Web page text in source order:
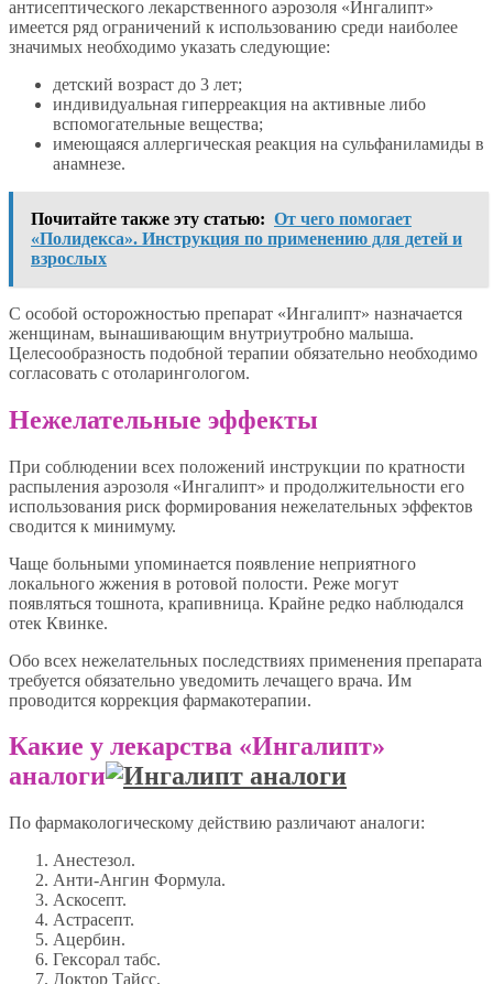
антисептического лекарственного аэрозоля «Ингалипт»
имеется ряд ограничений к использованию среди наиболее
значимых необходимо указать следующие:
детский возраст до 3 лет;
индивидуальная гиперреакция на активные либо
вспомогательные вещества;
имеющаяся аллергическая реакция на сульфаниламиды в
анамнезе.
Почитайте также эту статью: От чего помогает
«Полидекса». Инструкция по применению для детей и
взрослых
С особой осторожностью препарат «Ингалипт» назначается
женщинам, вынашивающим внутриутробно малыша.
Целесообразность подобной терапии обязательно необходимо
согласовать с отоларингологом.
Нежелательные эффекты
При соблюдении всех положений инструкции по кратности
распыления аэрозоля «Ингалипт» и продолжительности его
использования риск формирования нежелательных эффектов
сводится к минимуму.
Чаще больными упоминается появление неприятного
локального жжения в ротовой полости. Реже могут
появляться тошнота, крапивница. Крайне редко наблюдался
отек Квинке.
Обо всех нежелательных последствиях применения препарата
требуется обязательно уведомить лечащего врача. Им
проводится коррекция фармакотерапии.
Какие у лекарства «Ингалипт»
аналоги
По фармакологическому действию различают аналоги:
Анестезол.
Анти-Ангин Формула.
Аскосепт.
Астрасепт.
Ацербин.
Гексорал табс.
Доктор Тайсс.